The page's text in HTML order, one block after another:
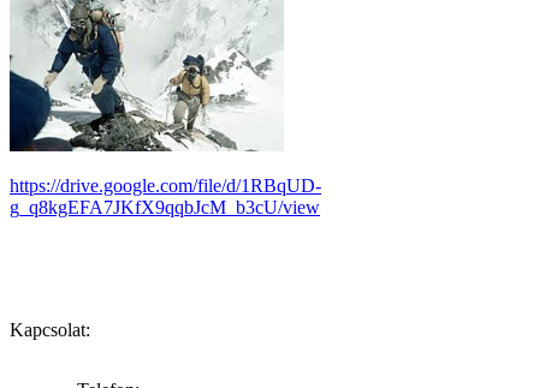
https://drive.google.com/file/d/1RBqUD-
g_q8kgEFA7JKfX9qqbJcM_b3cU/view
Kapcsolat: